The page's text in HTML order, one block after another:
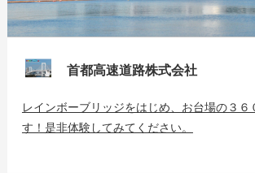
首都高速道路株式会社
レインボーブリッジをはじめ、お台場の３６
す！是非体験してみてください。